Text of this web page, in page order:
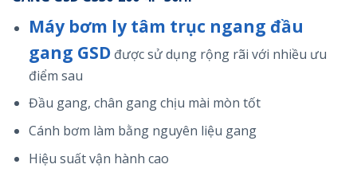
Máy bơm ly tâm trục ngang đầu
gang GSDđược sử dụng rộng rãi với nhiều ưu
điểm sau
Đầu gang, chân gang chịu mài mòn tốt
Cánh bơm làm bằng nguyên liệu gang
Hiệu suất vận hành cao